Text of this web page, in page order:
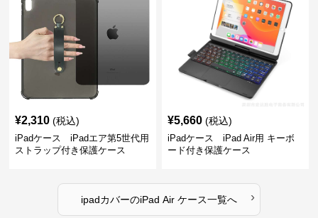
¥2,310 (税込)
iPadケース iPadエア第5世代用
ストラップ付き保護ケース
¥5,660 (税込)
iPadケース iPad Air用 キーボ
ード付き保護ケース
ipadカバーのiPad Air ケース一覧へ ›